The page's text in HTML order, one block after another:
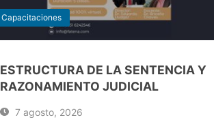
Capacitaciones
ESTRUCTURA DE LA SENTENCIA Y
RAZONAMIENTO JUDICIAL
7 agosto, 2026